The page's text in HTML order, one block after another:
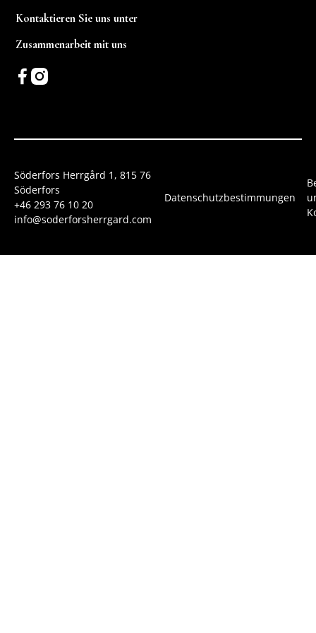
Kontaktieren Sie uns unter
Zusammenarbeit mit uns
Söderfors Herrgård 1, 815 76
Söderfors
+46 293 76 10 20
info@soderforsherrgard.com
Datenschutzbestimmungen